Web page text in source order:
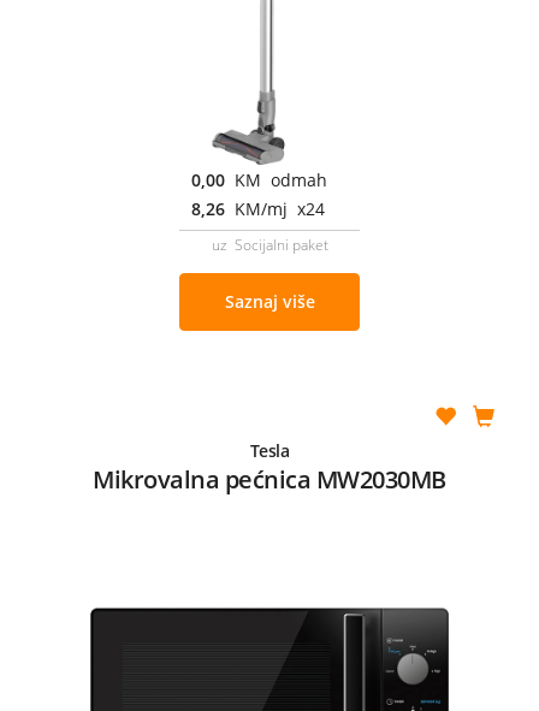
0,00 KM odmah
8,26 KM/mj x24
uz Socijalni paket
Saznaj više
Tesla
Mikrovalna pećnica MW2030MB